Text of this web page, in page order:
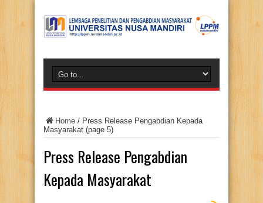
Home / Press Release Pengabdian Kepada
Masyarakat (page 5)
Press Release Pengabdian
Kepada Masyarakat